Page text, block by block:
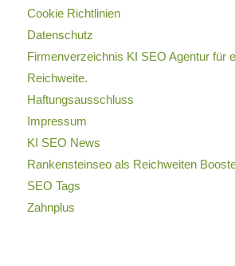
Cookie Richtlinien
Datenschutz
Firmenverzeichnis KI SEO Agentur für
Reichweite.
Haftungsausschluss
Impressum
KI SEO News
Rankensteinseo als Reichweiten
SEO Tags
Zahnplus